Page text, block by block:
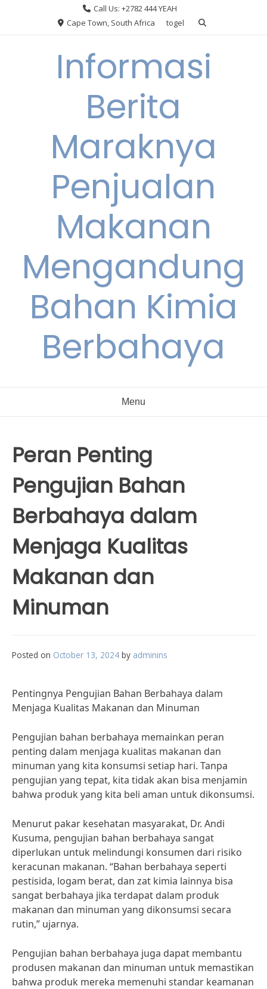
Call Us: +2782 444 YEAH
Cape Town, South Africa
togel
Informasi
Berita
Maraknya
Penjualan
Makanan
Mengandung
Bahan Kimia
Berbahaya
Menu
Peran Penting
Pengujian Bahan
Berbahaya dalam
Menjaga Kualitas
Makanan dan
Minuman
Posted on October 13, 2024 by adminins
Pentingnya Pengujian Bahan Berbahaya dalam
Menjaga Kualitas Makanan dan Minuman
Pengujian bahan berbahaya memainkan peran
penting dalam menjaga kualitas makanan dan
minuman yang kita konsumsi setiap hari. Tanpa
pengujian yang tepat, kita tidak akan bisa menjamin
bahwa produk yang kita beli aman untuk dikonsumsi.
Menurut pakar kesehatan masyarakat, Dr. Andi
Kusuma, pengujian bahan berbahaya sangat
diperlukan untuk melindungi konsumen dari risiko
keracunan makanan. “Bahan berbahaya seperti
pestisida, logam berat, dan zat kimia lainnya bisa
sangat berbahaya jika terdapat dalam produk
makanan dan minuman yang dikonsumsi secara
rutin,” ujarnya.
Pengujian bahan berbahaya juga dapat membantu
produsen makanan dan minuman untuk memastikan
bahwa produk mereka memenuhi standar keamanan